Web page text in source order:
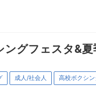
ングフェスタ&
成人/社会人 高校ボクシ